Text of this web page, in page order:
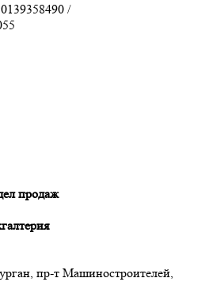
/
продаж
пр-т Машиностроителей,